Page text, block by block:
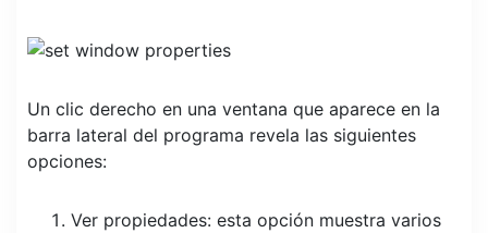
Un clic derecho en una ventana que aparece en la
barra lateral del programa revela las siguientes
opciones:
Ver propiedades: esta opción muestra varios